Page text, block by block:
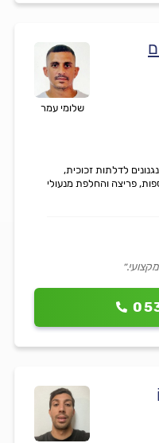
שלומי עמר
לדלתות זכוכית,
פריצה והחלפת מנעולי